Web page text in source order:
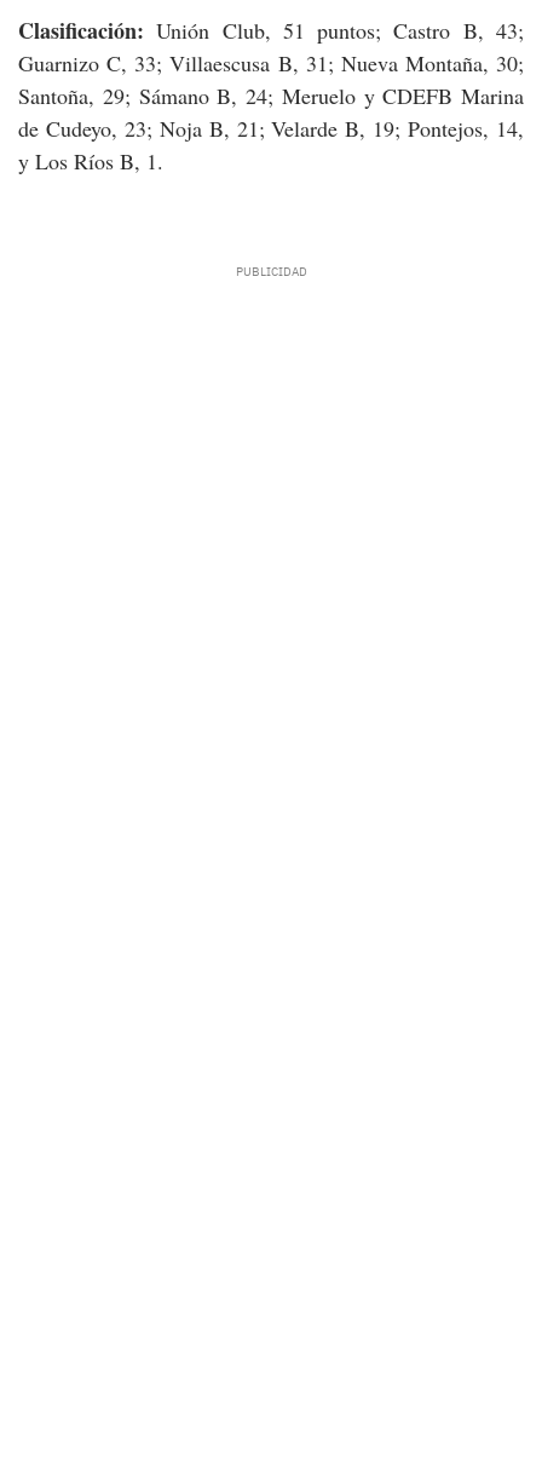
Clasificación:Unión Club, 51 puntos; Castro B, 43;
Guarnizo C, 33; Villaescusa B, 31; Nueva Montaña, 30;
Santoña, 29; Sámano B, 24; Meruelo y CDEFB Marina
de Cudeyo, 23; Noja B, 21; Velarde B, 19; Pontejos, 14,
y Los Ríos B, 1.